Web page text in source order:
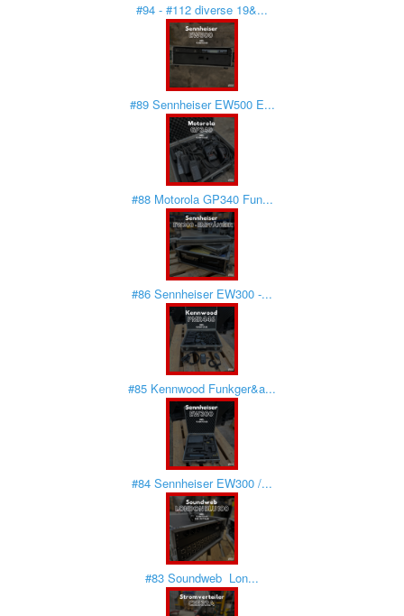
#94 - #112 diverse 19&...
#89 Sennheiser EW500 E...
#88 Motorola GP340 Fun...
#86 Sennheiser EW300 -...
#85 Kennwood Funkger&a...
#84 Sennheiser EW300 /...
#83 Soundweb Lon...